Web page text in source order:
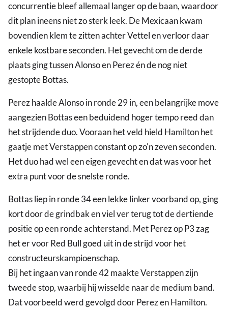
concurrentie bleef allemaal langer op de baan, waardoor
dit plan ineens niet zo sterk leek. De Mexicaan kwam
bovendien klem te zitten achter Vettel en verloor daar
enkele kostbare seconden. Het gevecht om de derde
plaats ging tussen Alonso en Perez én de nog niet
gestopte Bottas.
Perez haalde Alonso in ronde 29 in, een belangrijke move
aangezien Bottas een beduidend hoger tempo reed dan
het strijdende duo. Vooraan het veld hield Hamilton het
gaatje met Verstappen constant op zo'n zeven seconden.
Het duo had wel een eigen gevecht en dat was voor het
extra punt voor de snelste ronde.
Bottas liep in ronde 34 een lekke linker voorband op, ging
kort door de grindbak en viel ver terug tot de dertiende
positie op een ronde achterstand. Met Perez op P3 zag
het er voor Red Bull goed uit in de strijd voor het
constructeurskampioenschap.
Bij het ingaan van ronde 42 maakte Verstappen zijn
tweede stop, waarbij hij wisselde naar de medium band.
Dat voorbeeld werd gevolgd door Perez en Hamilton.